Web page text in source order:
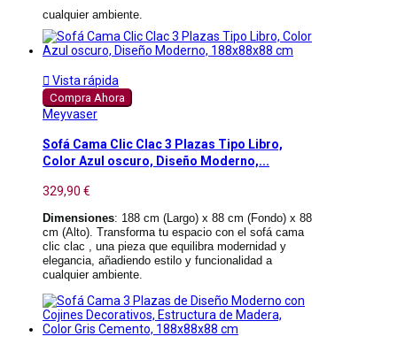
cualquier ambiente.
 Vista rápida
Compra Ahora
Meyvaser
Sofá Cama Clic Clac 3 Plazas Tipo Libro,
Color Azul oscuro, Diseño Moderno,...
329,90 €
Dimensiones: 188 cm (Largo) x 88 cm (Fondo) x 88
cm (Alto). Transforma tu espacio con el sofá cama
clic clac , una pieza que equilibra modernidad y
elegancia, añadiendo estilo y funcionalidad a
cualquier ambiente.